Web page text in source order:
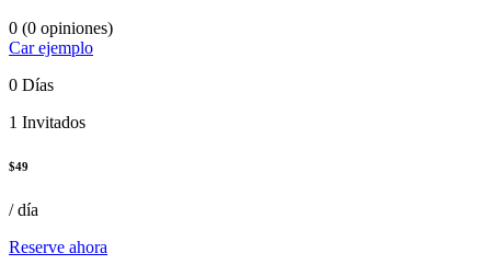
0 (0 opiniones)
Car ejemplo
0 Días
1 Invitados
$49
/ día
Reserve ahora